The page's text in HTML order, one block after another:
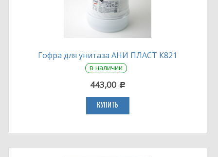
Гофра для унитаза АНИ ПЛАСТ К821
в наличии
443,00 c
КУПИТЬ